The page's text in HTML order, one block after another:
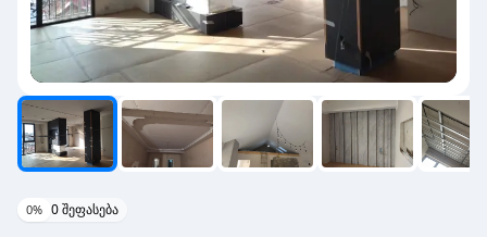
0% 0შეფასება